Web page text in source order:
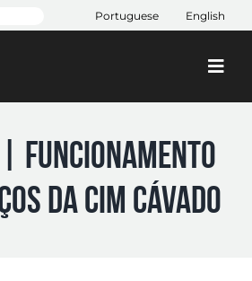
Portuguese English
FUNCIONAMENTO
DA CIM CÁVADO